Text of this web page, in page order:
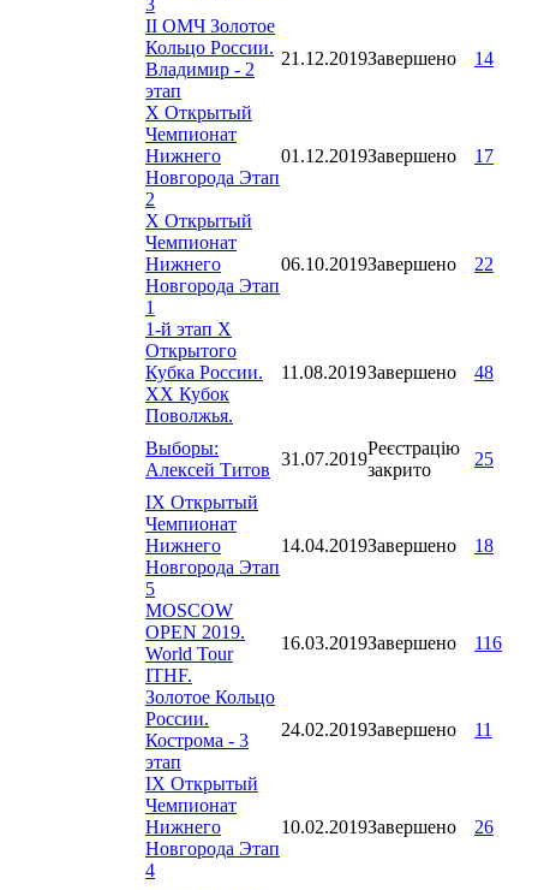
II ОМЧ Золотое
Кольцо России.
Владимир - 2
этап
21.12.2019Завершено 14
X Открытый
Чемпионат
Нижнего
Новгорода Этап
2
01.12.2019Завершено 17
X Открытый
Чемпионат
Нижнего
Новгорода Этап
1
06.10.2019Завершено 22
1-й этап X
Открытого
Кубка России.
XX Кубок
Поволжья.
11.08.2019Завершено 48
Выборы:
Алексей Титов
31.07.2019
Реєстрацію
закрито
25
IX Открытый
Чемпионат
Нижнего
Новгорода Этап
5
14.04.2019Завершено 18
MOSCOW
OPEN 2019.
World Tour
ITHF.
16.03.2019Завершено 116
Золотое Кольцо
России.
Кострома - 3
этап
24.02.2019Завершено 11
IX Открытый
Чемпионат
Нижнего
Новгорода Этап
4
10.02.2019Завершено 26